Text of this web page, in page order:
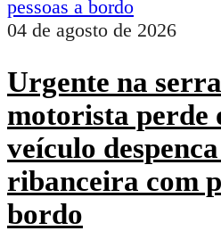
04 de agosto de 2026
Urgente na
motorista perde
veículo
ribanceira com
bordo